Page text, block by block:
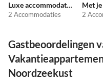
Luxe accommodaties
2 Accommodaties 2
Gastbeoordelingen
Noordzeekust